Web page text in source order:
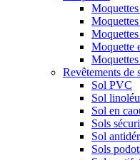
Moquette
Revêtements de
Sol PVC
Sol
Sol en
Sols
Sol
Sols